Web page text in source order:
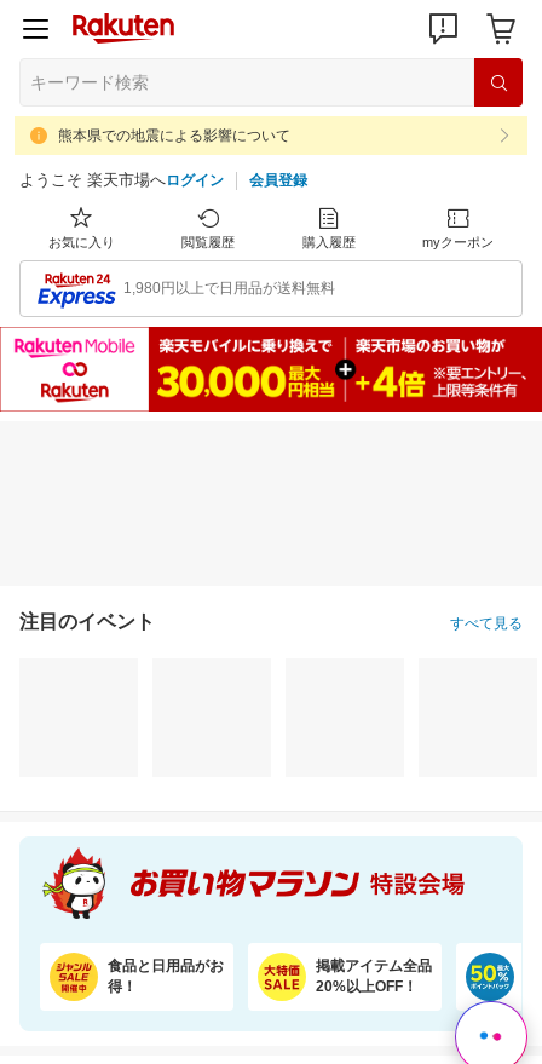
熊本県での地震による影響について
ようこそ 楽天市場へログイン 会員登録
お気に入り 閲覧履歴 購入履歴 myクーポン
1,980円以上で日用品が送料無料
注目のイベント すべて見る
食品と日用品がお
得！
掲載アイテム全品
20%以上OFF！